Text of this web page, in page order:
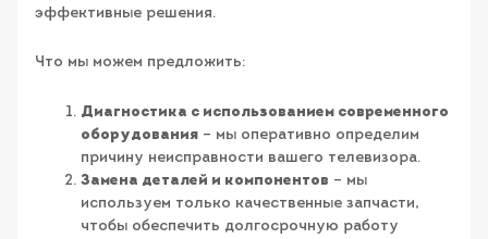
эффективные решения.
Что мы можем предложить:
Диагностика с использованием современного
оборудования – мы оперативно определим
причину неисправности вашего телевизора.
Замена деталей и компонентов – мы
используем только качественные запчасти,
чтобы обеспечить долгосрочную работу